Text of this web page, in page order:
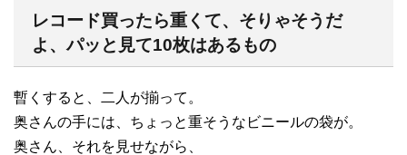
レコード買ったら重くて、そりゃそうだ
よ、パッと見て10枚はあるもの
暫くすると、二人が揃って。
奥さんの手には、ちょっと重そうなビニールの袋が。
奥さん、それを見せながら、